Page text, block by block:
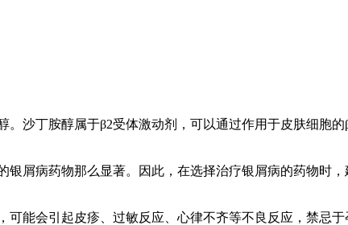
沙丁胺醇属于β2受体激动剂，可以通过作用于皮肤细胞的
屑病药物那么显著。因此，在选择治疗银屑病的药物时
能会引起皮疹、过敏反应、心律不齐等不良反应，禁忌